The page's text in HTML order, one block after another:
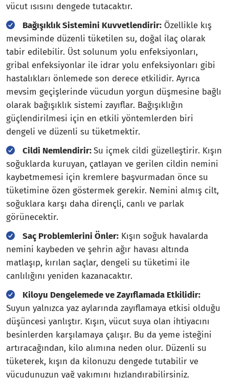
vücut ısısını dengede tutacaktır.
Bağışıklık Sistemini Kuvvetlendirir: Özellikle kış
mevsiminde düzenli tüketilen su, doğal ilaç olarak
tabir edilebilir. Üst solunum yolu enfeksiyonları,
gribal enfeksiyonlar ile idrar yolu enfeksiyonları gibi
hastalıkları önlemede son derece etkilidir. Ayrıca
mevsim geçişlerinde vücudun yorgun düşmesine bağlı
olarak bağışıklık sistemi zayıflar. Bağışıklığın
güçlendirilmesi için en etkili yöntemlerden biri
dengeli ve düzenli su tüketmektir.
Cildi Nemlendirir:Su içmek cildi güzelleştirir. Kışın
soğuklarda kuruyan, çatlayan ve gerilen cildin nemini
kaybetmemesi için kremlere başvurmadan önce su
tüketimine özen göstermek gerekir. Nemini almış cilt,
soğuklara karşı daha dirençli, canlı ve parlak
görünecektir.
Saç Problemlerini Önler: Kışın soğuk havalarda
nemini kaybeden ve şehrin ağır havası altında
matlaşıp, kırılan saçlar, dengeli su tüketimi ile
canlılığını yeniden kazanacaktır.
Kiloyu Dengelemede ve Zayıflamada Etkilidir:
Suyun yalnızca yaz aylarında zayıflamaya etkisi olduğu
düşüncesi yanlıştır. Kışın, vücut suya olan ihtiyacını
besinlerden karşılamaya çalışır. Bu da yeme isteğini
artıracağından, kilo alımına neden olur. Düzenli su
tüketerek, kışın da kilonuzu dengede tutabilir ve
vücudunuzun yağ yakımını hızlandırabilirsiniz.